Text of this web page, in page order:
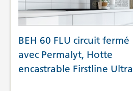
BEH 60 FLU circuit fermé
avec Permalyt, Hotte
encastrable Firstline Ultra